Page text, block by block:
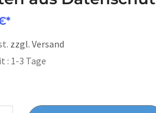
zzgl. Versand
: 1-3 Tage